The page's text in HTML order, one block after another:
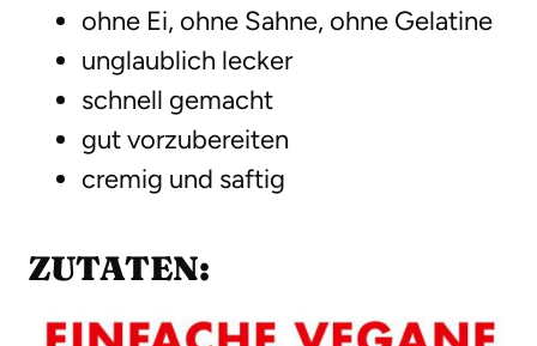
ohne Ei, ohne Sahne, ohne Gelatine
unglaublich lecker
schnell gemacht
gut vorzubereiten
cremig und saftig
ZUTATEN: